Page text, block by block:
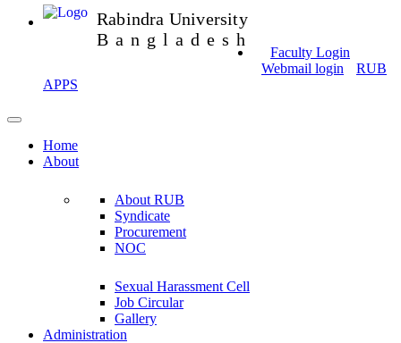
Rabindra University
Bangladesh
Faculty Login
Webmail login
RUB
APPS
Home
About
About RUB
Syndicate
Procurement
NOC
Sexual Harassment Cell
Job Circular
Gallery
Administration